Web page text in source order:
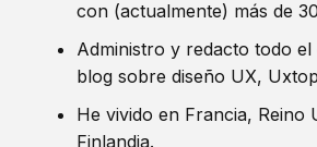
con (actualmente) más de
Administro y redacto todo
blog sobre diseño UX,
He vivido en Francia, Reino
Finlandia.